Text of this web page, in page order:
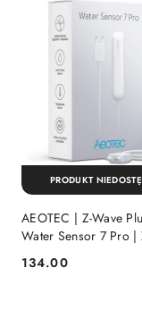
AEOTEC | Z-Wave
Water Sensor 7 Pro |
Cena:
134.00
PRODUKT